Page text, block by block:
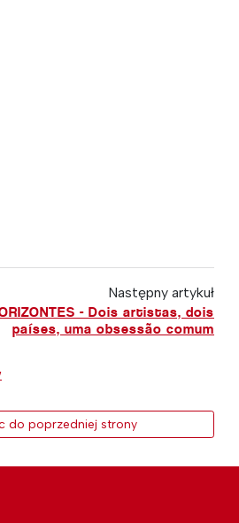
Następny artykuł
- Dois artistas, dois
países, uma obsessão comum
do poprzedniej strony